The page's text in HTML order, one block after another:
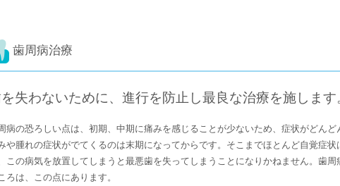
歯周病治療
失わないために、進行を防止し最良な治療を施します
病の恐ろしい点は、初期、中期に痛みを感じることが少ないため、症状がどんど
や腫れの症状がでてくるのは末期になってからです。そこまでほとんど自覚症
この病気を放置してしまうと最悪歯を失ってしまうことになりかねません。歯
ろは、この点にあります。